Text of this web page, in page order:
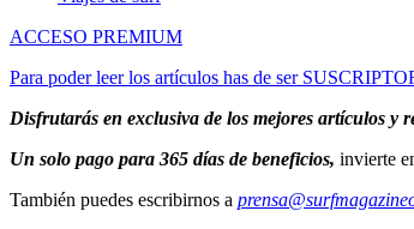
ACCESO PREMIUM
Para poder leer los artículos has de ser
Disfrutarás en exclusiva de los mejores artículos y
Un solo pago para 365 días de beneficios, invierte
También puedes escribirnos a